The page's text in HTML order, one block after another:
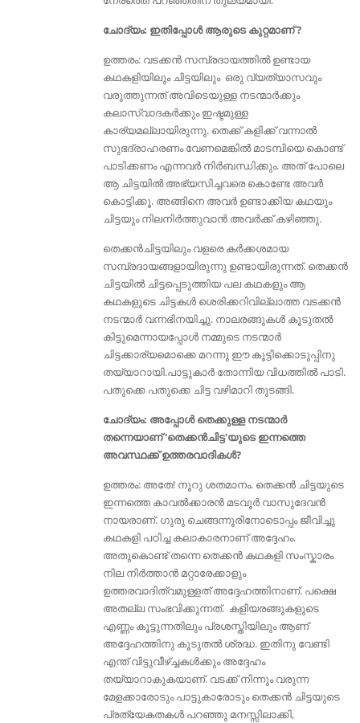
ചോദ്യം: ഇതിപ്പോള്‍ ആരുടെ കുറ്റമാണ് ?
ഉത്തരം: വടക്കന്‍ സമ്പ്രദായത്തില്‍ ഉണ്ടായ
കഥകളിയിലും ചിട്ടയിലും ഒരു വ്യത്യാസവും
വരുത്തുന്നത് അവിടെയുള്ള നടന്മാര്‍ക്കും
കലാസ്വാദകര്‍ക്കും ഇഷ്ടമുള്ള
കാര്യമല്ലായിരുന്നു. തെക്ക് കളിക്ക് വന്നാൽ
സുഭദ്രാഹരണം വേണമെങ്കിൽ മാടമ്പിയെ കൊണ്ട്
പാടിക്കണം എന്നവർ ‍നിര്‍ബന്ധിക്കും. അത് പോലെ
ആ ചിട്ടയില്‍ അഭ്യസിച്ചവരെ കൊണ്ടേ അവര്‍
കൊട്ടിക്കൂ. അങ്ങിനെ അവര്‍ ഉണ്ടാക്കിയ കഥയും
ചിട്ടയും നിലനിര്‍ത്തുവാന്‍ അവര്‍ക്ക് കഴിഞ്ഞു.
തെക്കന്‍ചിട്ടയിലും വളരെ കര്‍ക്കശമായ
സമ്പ്രദായങ്ങളായിരുന്നു ഉണ്ടായിരുന്നത്. തെക്കന്‍
ചിട്ടയില്‍ ചിട്ടപ്പെടുത്തിയ പല കഥകളും ആ
കഥകളുടെ ചിട്ടകൾ ശെരിക്കറിവില്ലാത്ത വടക്കന്‍
നടന്മാര്‍ വന്നഭിനയിച്ചു. നാലരങ്ങുകൾ കൂടുതൽ
കിട്ടുമെന്നായപ്പോൾ നമ്മുടെ നടന്മാർ
ചിട്ടക്കാര്യമൊക്കെ മറന്നു ഈ കൂട്ടിക്കൊടുപ്പിനു
തയ്യാറായി.പാട്ടുകാര്‍ തോന്നിയ വിധത്തില്‍ പാടി.
പതുക്കെ പതുക്കെ ചിട്ട വഴിമാറി തുടങ്ങി.
ചോദ്യം: അപ്പോള്‍ തെക്കുള്ള നടന്മാർ
തന്നെയാണ് 'തെക്കൻചിട്ട'യുടെ ഇന്നത്തെ
അവസ്ഥക്ക് ഉത്തരവാദികൾ?
ഉത്തരം: അതേ! നൂറു ശതമാനം. തെക്കന്‍ ചിട്ടയുടെ
ഇന്നത്തെ കാവല്‍ക്കാരന്‍ മടവൂര്‍ വാസുദേവന്‍
നായരാണ്. ഗുരു ചെങ്ങന്നൂരിനോടൊപ്പം ജീവിച്ചു
കഥകളി പഠിച്ച കലാകാരനാണ് അദ്ദേഹം.
അതുകൊണ്ട് തന്നെ തെക്കൻ കഥകളി സംസ്കാരം
നില നിർത്താൻ മറ്റാരേക്കാളും
ഉത്തരവാദിത്വമുള്ളത് അദ്ദേഹത്തിനാണ്. പക്ഷെ
അതല്ല സംഭവിക്കുന്നത്. കളിയരങ്ങുകളുടെ
എണ്ണം കൂട്ടുന്നതിലും പ്രശസ്തിയിലും ആണ്
അദ്ദേഹത്തിനു കൂടുതൽ ശ്രദ്ധ. ഇതിനു വേണ്ടി
എന്ത് വിട്ടുവീഴ്ച്ചകൾക്കും അദ്ദേഹം
തയ്യാറാകുകയാണ്. വടക്ക് നിന്നും വരുന്ന
മേളക്കാരോടും പാട്ടുകാരോടും തെക്കൻ ചിട്ടയുടെ
പ്രത്യേകതകൾ പറഞ്ഞു മനസ്സിലാക്കി,